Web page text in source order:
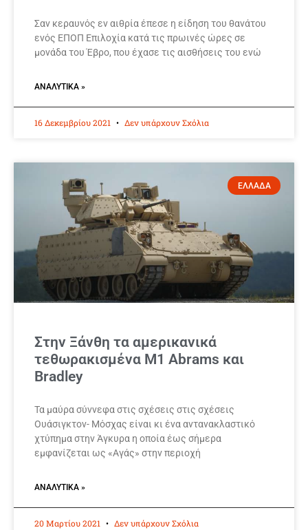
Σαν κεραυνός εν αιθρία έπεσε η είδηση του θανάτου
ενός ΕΠΟΠ Επιλοχία κατά τις πρωινές ώρες σε
μονάδα του Έβρο, που έχασε τις αισθήσεις του ενώ
ΑΝΑΛΥΤΙΚΆ »
16 Δεκεμβρίου 2021 Δεν υπάρχουν Σχόλια
ΕΛΛΑΔΑ
Στην Ξάνθη τα αμερικανικά
τεθωρακισμένα Μ1 Abrams και
Bradley
Τα μαύρα σύννεφα στις σχέσεις στις σχέσεις
Ουάσιγκτον- Μόσχας είναι κι ένα αντανακλαστικό
χτύπημα στην Άγκυρα η οποία έως σήμερα
εμφανίζεται ως «Αγάς» στην περιοχή
ΑΝΑΛΥΤΙΚΆ »
20 Μαρτίου 2021 Δεν υπάρχουν Σχόλια